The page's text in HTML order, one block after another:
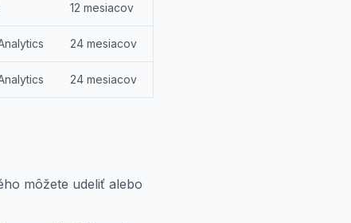
12 mesiacov
24 mesiacov
24 mesiacov
môžete udeliť alebo